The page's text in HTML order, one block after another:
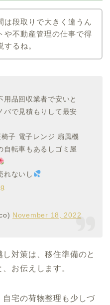
は段取りで大きく違うん
や不動産管理の仕事で得
るね。
用品回収業者で安いと
バで見積もりして最安
子 電子レンジ 扇風機
自転車もあるしゴミ屋
れないし
November 18, 2022
対策は、移住準備のと
お伝えします。
宅の荷物整理も少しづ